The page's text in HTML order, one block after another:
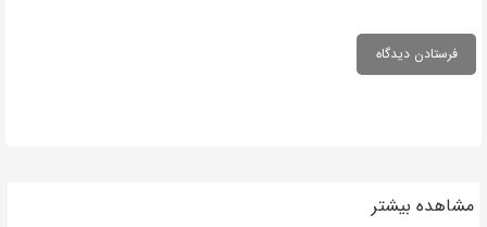
مشاهده بیشتر